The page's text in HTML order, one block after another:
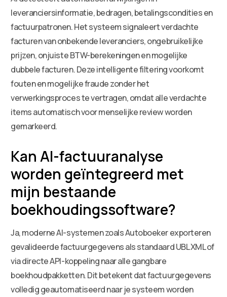
leveranciersinformatie, bedragen, betalingscondities en
factuurpatronen. Het systeem signaleert verdachte
facturen van onbekende leveranciers, ongebruikelijke
prijzen, onjuiste BTW-berekeningen en mogelijke
dubbele facturen. Deze intelligente filtering voorkomt
fouten en mogelijke fraude zonder het
verwerkingsproces te vertragen, omdat alle verdachte
items automatisch voor menselijke review worden
gemarkeerd.
Kan AI-factuuranalyse
worden geïntegreerd met
mijn bestaande
boekhoudingssoftware?
Ja, moderne AI-systemen zoals Autoboeker exporteren
gevalideerde factuurgegevens als standaard UBL XML of
via directe API-koppeling naar alle gangbare
boekhoudpakketten. Dit betekent dat factuurgegevens
volledig geautomatiseerd naar je systeem worden